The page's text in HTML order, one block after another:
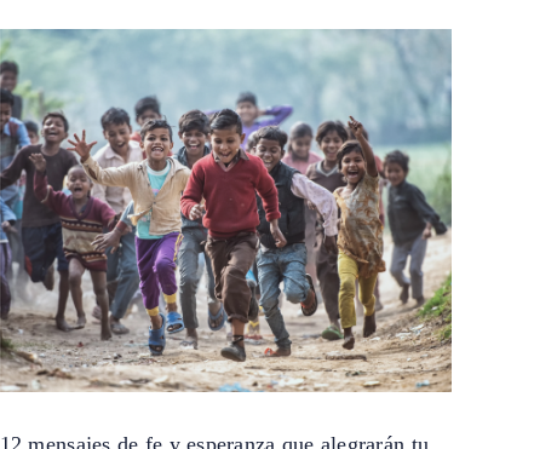
12 mensajes de fe y esperanza que alegrarán tu